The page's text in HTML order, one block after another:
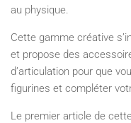
au physique.
Cette gamme créative
et propose des
d’articulation pour que
figurines et compléter
Le premier article de